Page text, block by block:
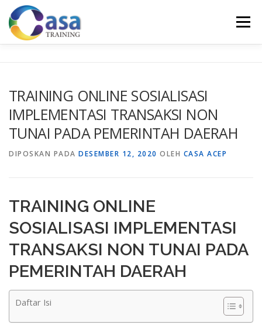
Lompat
konten
Menu
KONTAK KAMI SERTIFIKASI EVALUASI
TRAINING ONLINE SOSIALISASI
IMPLEMENTASI TRANSAKSI NON
TUNAI PADA PEMERINTAH DAERAH
DIPOSKAN PADA DESEMBER 12, 2020 OLEH CASA ACEP
TRAINING ONLINE
SOSIALISASI IMPLEMENTASI
TRANSAKSI NON TUNAI PADA
PEMERINTAH DAERAH
Daftar Isi